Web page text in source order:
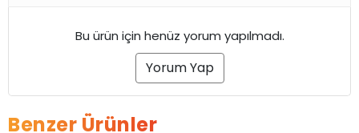
Bu ürün için henüz yorum yapılmadı.
Yorum Yap
Benzer Ürünler